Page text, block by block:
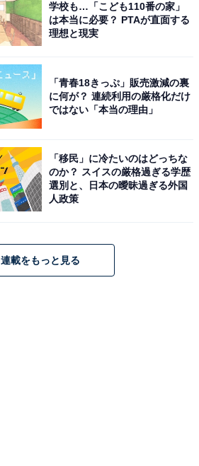
学校も…「こども110番の家」
は本当に必要？ PTAが直面する
理想と現実
「青春18きっぷ」販売激減の裏
に何が？ 連続利用の厳格化だけ
ではない「本当の理由」
「移民」に冷たいのはどっちな
のか？ スイスの厳格過ぎる学歴
選別と、日本の曖昧過ぎる外国
人政策
連載をもっと見る